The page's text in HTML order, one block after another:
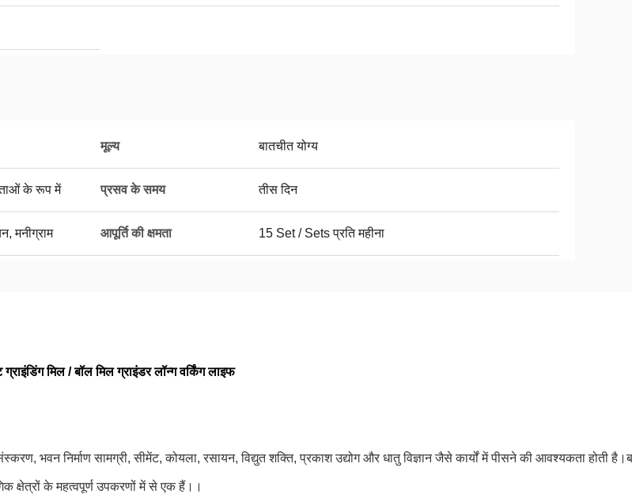
मूल्य बातचीत योग्य
के रूप में प्रसव के समय तीस दिन
मनीग्राम आपूर्ति की क्षमता 15 Set / Sets प्रति महीना
मिल / बॉल मिल ग्राइंडर लॉन्ग वर्किंग लाइफ
भवन निर्माण सामग्री, सीमेंट, कोयला, रसायन, विद्युत शक्ति, प्रकाश उद्योग और धातु विज्ञान जैसे कार्यों में पीसने की आवश्यकता होती
क्षेत्रों के महत्वपूर्ण उपकरणों में से एक हैं।।